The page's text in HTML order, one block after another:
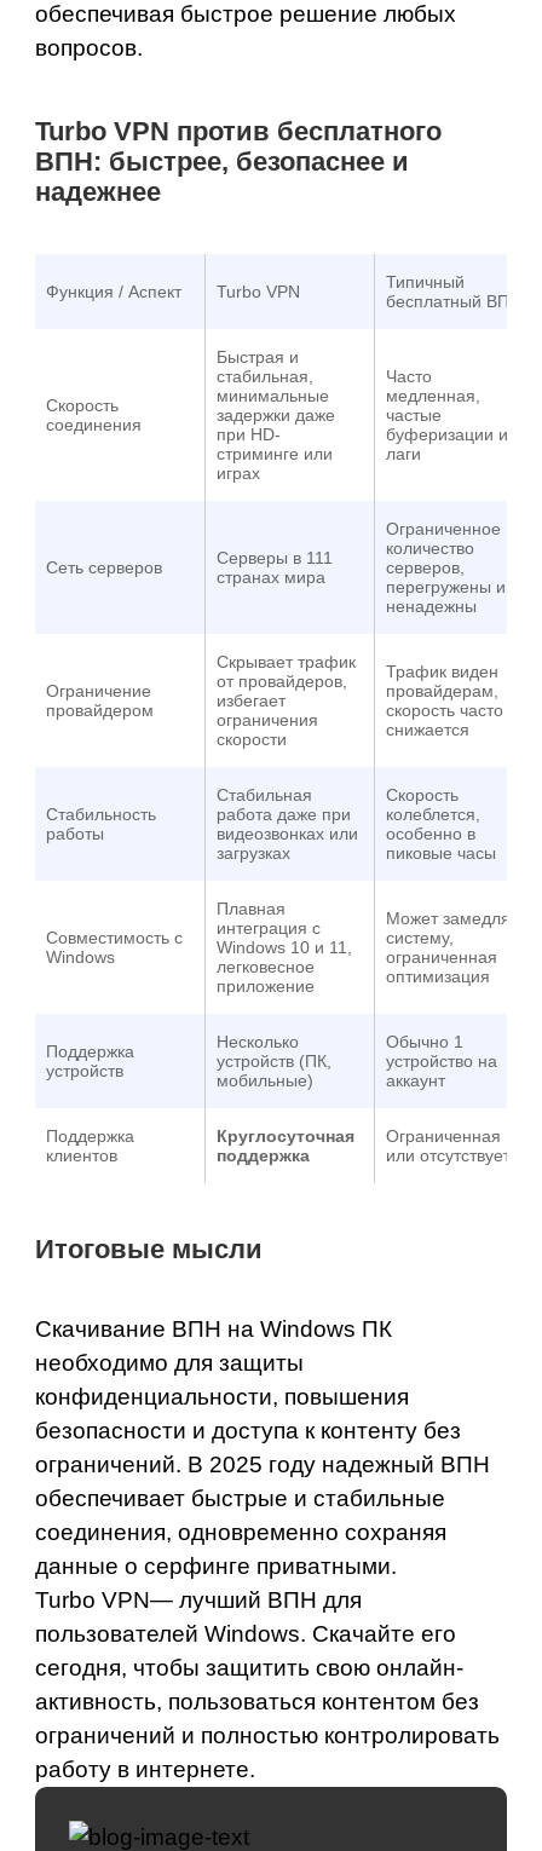
обеспечивая быстрое решение любых
вопросов.
Turbo VPN против бесплатного
ВПН: быстрее, безопаснее и
надежнее
Функция / Аспект Turbo VPN
Типичный
бесплатный ВПН
Скорость
соединения
Быстрая и
стабильная,
минимальные
задержки даже
при HD-
стриминге или
играх
Часто
медленная,
частые
буферизации и
лаги
Сеть серверов
Серверы в 111
странах мира
Ограниченное
количество
серверов,
перегружены и
ненадежны
Ограничение
провайдером
Скрывает трафик
от провайдеров,
избегает
ограничения
скорости
Трафик виден
провайдерам,
скорость часто
снижается
Стабильность
работы
Стабильная
работа даже при
видеозвонках или
загрузках
Скорость
колеблется,
особенно в
пиковые часы
Совместимость с
Windows
Плавная
интеграция с
Windows 10 и 11,
легковесное
приложение
Может замедлять
систему,
ограниченная
оптимизация
Поддержка
устройств
Несколько
устройств (ПК,
мобильные)
Обычно 1
устройство на
аккаунт
Поддержка
клиентов
Круглосуточная
поддержка
Ограниченная
или отсутствует
Итоговые мысли
Скачивание ВПН на Windows ПК
необходимо для защиты
конфиденциальности, повышения
безопасности и доступа к контенту без
ограничений. В 2025 году надежный ВПН
обеспечивает быстрые и стабильные
соединения, одновременно сохраняя
данные о серфинге приватными.
Turbo VPN— лучший ВПН для
пользователей Windows. Скачайте его
сегодня, чтобы защитить свою онлайн-
активность, пользоваться контентом без
ограничений и полностью контролировать
работу в интернете.